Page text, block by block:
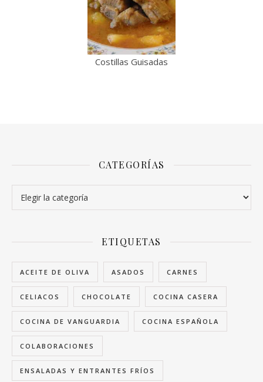
Costillas Guisadas
CATEGORÍAS
Categorías
ETIQUETAS
ACEITE DE OLIVA ASADOS CARNES
CELIACOS CHOCOLATE COCINA CASERA
COCINA DE VANGUARDIA COCINA ESPAÑOLA
COLABORACIONES
ENSALADAS Y ENTRANTES FRÍOS